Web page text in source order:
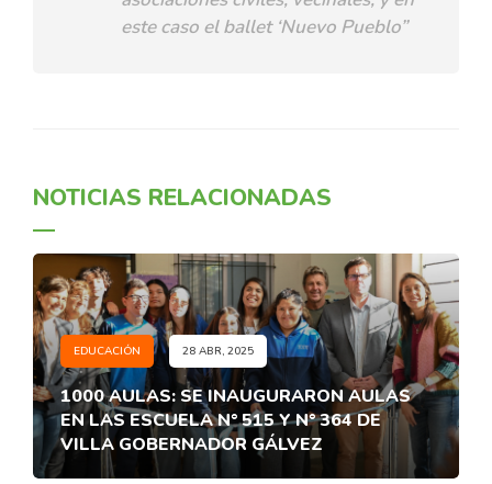
este caso el ballet ‘Nuevo Pueblo”
NOTICIAS RELACIONADAS
EDUCACIÓN 28 ABR, 2025
1000 AULAS: SE INAUGURARON AULAS
EN LAS ESCUELA N° 515 Y N° 364 DE
VILLA GOBERNADOR GÁLVEZ